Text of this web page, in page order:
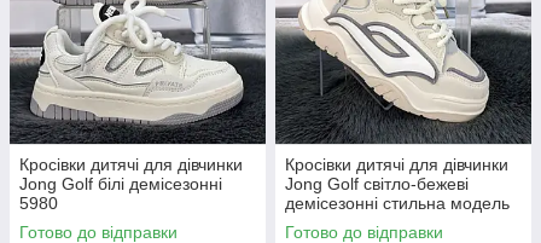
Кросівки дитячі для дівчинки
Jong Golf білі демісезонні
5980
Готово до відправки
Кросівки дитячі для дівчинки
Jong Golf світло-бежеві
демісезонні стильна модель
5607
Готово до відправки